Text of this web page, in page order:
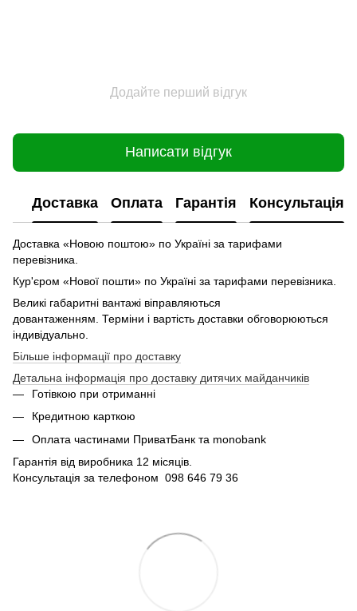
Додайте перший відгук
Написати відгук
Доставка Оплата Гарантія Консультація
Доставка «Новою поштою» по Україні за тарифами
перевізника.
Кур'єром «Нової пошти» по Україні за тарифами перевізника.
Великі габаритні вантажі віправляються
довантаженням. Терміни і вартість доставки обговорюються
індивідуально.
Більше інформації про доставку
Детальна інформація про доставку дитячих майданчиків
Готівкою при отриманні
Кредитною карткою
Оплата частинами ПриватБанк та monobank
Гарантія від виробника 12 місяців.
Консультація за телефоном 098 646 79 36